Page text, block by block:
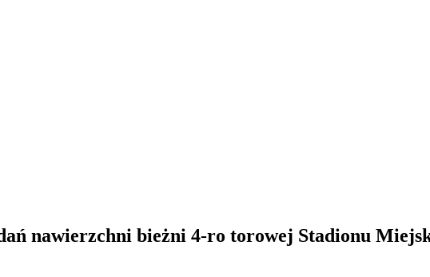
nawierzchni bieżni 4-ro torowej Stadionu